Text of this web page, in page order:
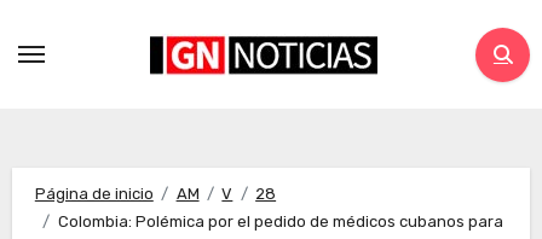
Página de inicio AM V
28
Colombia: Polémica por el pedido de médicos cubanos para